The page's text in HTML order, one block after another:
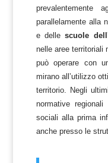
parallelamente alla
e dellescuole
nelle aree territoriali
può operare con
mirano all’utilizzo
territorio. Negli
normative
sociali alla prima
anche presso le